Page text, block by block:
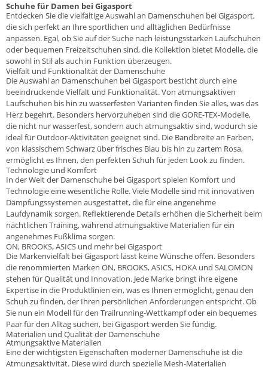
Schuhe für Damen bei Gigasport
Entdecken Sie die vielfältige Auswahl an Damenschuhen bei Gigasport,
die sich perfekt an Ihre sportlichen und alltäglichen Bedürfnisse
anpassen. Egal, ob Sie auf der Suche nach leistungsstarken Laufschuhen
oder bequemen Freizeitschuhen sind, die Kollektion bietet Modelle, die
sowohl in Stil als auch in Funktion überzeugen.
Vielfalt und Funktionalität der Damenschuhe
Die Auswahl an Damenschuhen bei Gigasport besticht durch eine
beeindruckende Vielfalt und Funktionalität. Von atmungsaktiven
Laufschuhen bis hin zu wasserfesten Varianten finden Sie alles, was das
Herz begehrt. Besonders hervorzuheben sind die GORE-TEX-Modelle,
die nicht nur wasserfest, sondern auch atmungsaktiv sind, wodurch sie
ideal für Outdoor-Aktivitäten geeignet sind. Die Bandbreite an Farben,
von klassischem Schwarz über frisches Blau bis hin zu zartem Rosa,
ermöglicht es Ihnen, den perfekten Schuh für jeden Look zu finden.
Technologie und Komfort
In der Welt der Damenschuhe bei Gigasport spielen Komfort und
Technologie eine wesentliche Rolle. Viele Modelle sind mit innovativen
Dämpfungssystemen ausgestattet, die für eine angenehme
Laufdynamik sorgen. Reflektierende Details erhöhen die Sicherheit beim
nächtlichen Training, während atmungsaktive Materialien für ein
angenehmes Fußklima sorgen.
ON, BROOKS, ASICS und mehr bei Gigasport
Die Markenvielfalt bei Gigasport lässt keine Wünsche offen. Besonders
die renommierten Marken ON, BROOKS,ASICS, HOKA und SALOMON
stehen für Qualität und Innovation. Jede Marke bringt ihre eigene
Expertise in die Produktlinien ein, was es Ihnen ermöglicht, genau den
Schuh zu finden, der Ihren persönlichen Anforderungen entspricht. Ob
Sie nun ein Modell für den Trailrunning-Wettkampf oder ein bequemes
Paar für den Alltag suchen, bei Gigasport werden Sie fündig.
Materialien und Qualität der Damenschuhe
Atmungsaktive Materialien
Eine der wichtigsten Eigenschaften moderner Damenschuhe ist die
Atmungsaktivität. Diese wird durch spezielle Mesh-Materialien